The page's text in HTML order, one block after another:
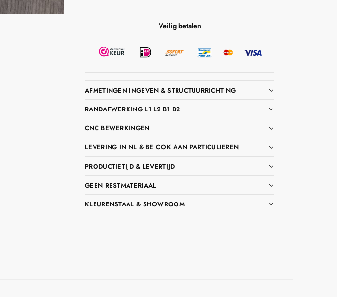
Veilig betalen
AFMETINGEN INGEVEN & STRUCTUURRICHTING
RANDAFWERKING L1 L2 B1 B2
CNC BEWERKINGEN
LEVERING IN NL & BE OOK AAN PARTICULIEREN
PRODUCTIETIJD & LEVERTIJD
GEEN RESTMATERIAAL
KLEURENSTAAL & SHOWROOM